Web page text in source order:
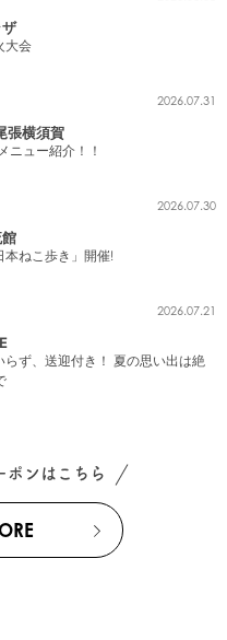
大会
2026.07.31
張横須賀
ニュー紹介！！
2026.07.30
ねこ歩き」開催!
2026.07.21
ず、送迎付き！ 夏の思い出は絶
ポンはこちら